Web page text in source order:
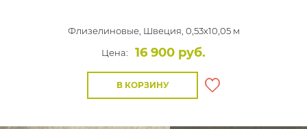
Флизелиновые, Швеция, 0,53x10,05 м
Цена:
16 900 руб.
В КОРЗИНУ